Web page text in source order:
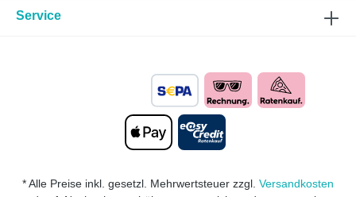
Daten:Scheibenstärke: 10mm pro Rad (= 20mm pro
(Felgenseite): 6x35°Nabenlochtiefe NLT
(Fahrzeugseite): 15Verpackungseinheit: 2 Stück (= 1
Achse)Montagevideo auf YouTube
ansehenHinweisvideo ZBH, NLT & PHO auf
YouTube ansehenMontageanleitung als PDF
herunterladen*Es kann sich um einen sogenannten
werden.**Beachten Sie die Werte PHO und ZBH aus
Service
* Alle Preise inkl. gesetzl. Mehrwertsteuer zzgl. Versandkosten